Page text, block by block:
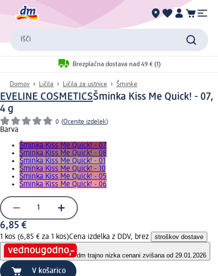
Išči
Brezplačna dostava nad 49 € (1)
Domov Ličila Ličila za ustnice Šminke
EVELINE COSMETICSŠminka Kiss Me Quick! - 07,
4 g
0 (Ocenite izdelek)
Barva
Šminka Kiss Me Quick! - 07
Šminka Kiss Me Quick! - 08
Šminka Kiss Me Quick! - 01
Šminka Kiss Me Quick! - 10
Šminka Kiss Me Quick! - 05
Šminka Kiss Me Quick! - 06
6,85 €
1 kos (6,85 € za 1 kos)Cena izdelka z DDV, brez stroškov dostave
dm trajno nizka cenani zvišana od 29.01.2026
V košarico